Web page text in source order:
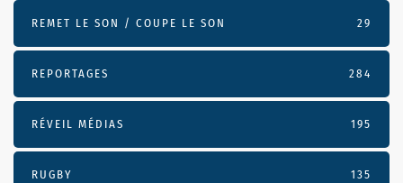
REMET LE SON / COUPE LE SON 29
REPORTAGES 284
RÉVEIL MÉDIAS 195
RUGBY 135